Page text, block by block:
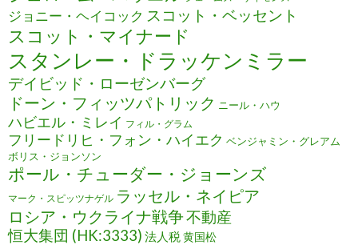
ジョニー・ヘイコック スコット・ベッセント
スコット・マイナード
スタンレー・ドラッケンミラー
デイビッド・ローゼンバーグ
ドーン・フィッツパトリック ニール・ハウ
ハビエル・ミレイ フィル・グラム
フリードリヒ・フォン・ハイエク ベンジャミン・グレアム
ボリス・ジョンソン
ポール・チューダー・ジョーンズ
マーク・スピッツナゲル ラッセル・ネイピア
ロシア・ウクライナ戦争不動産
恒大集団 (HK:3333) 法人税黄国松